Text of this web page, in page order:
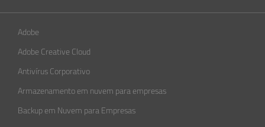
Adobe
Adobe Creative Cloud
Antivírus Corporativo
Armazenamento em nuvem para empresas
Backup em Nuvem para Empresas